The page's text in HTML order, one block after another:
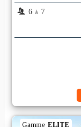
6 à 7
Gamme ELITE